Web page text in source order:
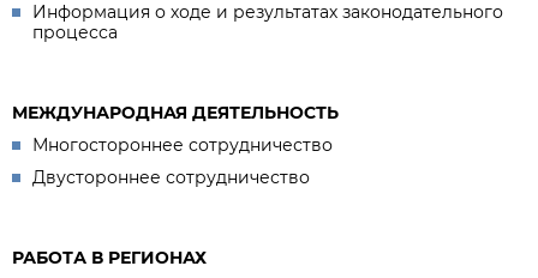
Информация о ходе и результатах законодательного
процесса
МЕЖДУНАРОДНАЯ ДЕЯТЕЛЬНОСТЬ
Многостороннее сотрудничество
Двустороннее сотрудничество
РАБОТА В РЕГИОНАХ